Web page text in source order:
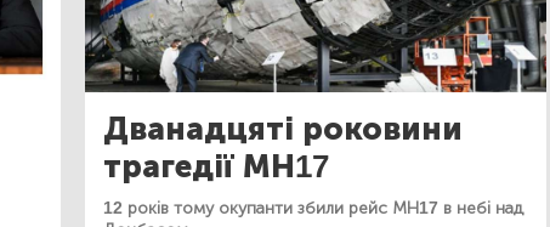
Дванадцяті роковини
трагедії МН17
12 років тому окупанти збили рейс МН17 в небі над